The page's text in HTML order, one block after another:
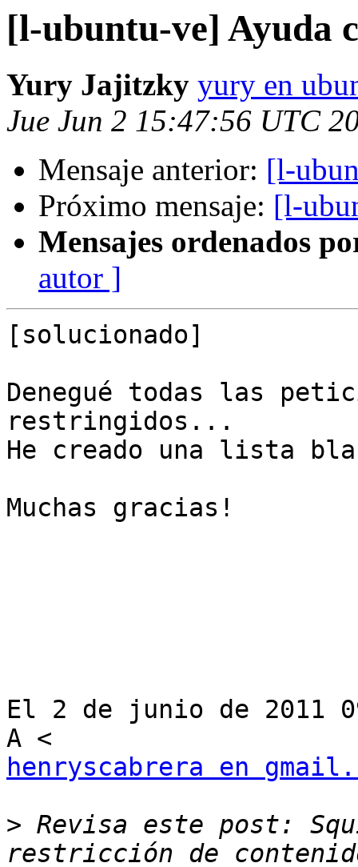
[l-ubuntu-ve] Ayuda
Yury Jajitzky yury en
Jue Jun 2 15:47:56 UTC
Mensaje anterior: [l-
Próximo mensaje: [l-
Mensajes ordenados
autor ]
[solucionado]
Denegué todas las
restringidos...
He creado una lista
Muchas gracias!
El 2 de junio de 2011
henryscabrera en
> Revisa este post: